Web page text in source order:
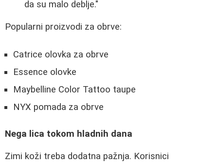
da su malo deblje."
Popularni proizvodi za obrve:
Catrice olovka za obrve
Essence olovke
Maybelline Color Tattoo taupe
NYX pomada za obrve
Nega lica tokom hladnih dana
Zimi koži treba dodatna pažnja. Korisnici